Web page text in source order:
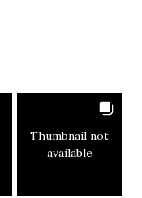
Thumbnail not
available